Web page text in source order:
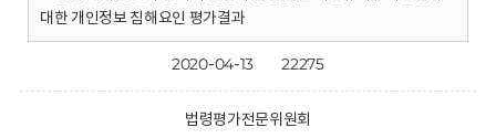
대한 개인정보 침해요인 평가결과
2020-04-13 22275
법령평가전문위원회